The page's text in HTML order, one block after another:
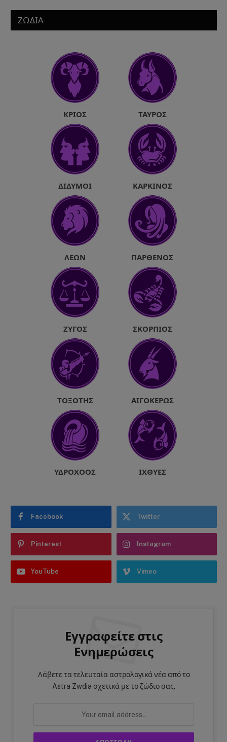
ΖΩΔΙΑ
ΚΡΙΌΣ ΤΑΎΡΟΣ
ΔΊΔΥΜΟΙ ΚΑΡΚΊΝΟΣ
ΛΈΩΝ ΠΑΡΘΈΝΟΣ
ΖΥΓΌΣ ΣΚΟΡΠΙΌΣ
ΤΟΞΌΤΗΣ ΑΙΓΌΚΕΡΩΣ
ΥΔΡΟΧΌΟΣ ΙΧΘΎΕΣ
Facebook Twitter
Pinterest Instagram
YouTube Vimeo
Εγγραφείτε στις
Ενημερώσεις
Λάβετε τα τελευταία αστρολογικά νέα από το
Astra Zwdia σχετικά με το ζώδιο σας.